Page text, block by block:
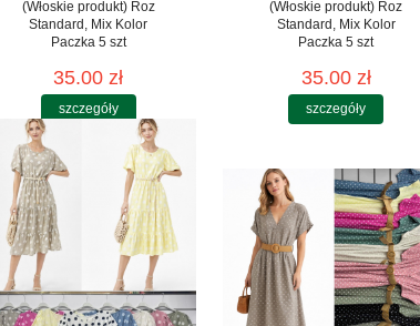
(Włoskie produkt) Roz
Standard, Mix Kolor
Paczka 5 szt
35.00 zł
szczegóły
(Włoskie produkt) Roz
Standard, Mix Kolor
Paczka 5 szt
35.00 zł
szczegóły